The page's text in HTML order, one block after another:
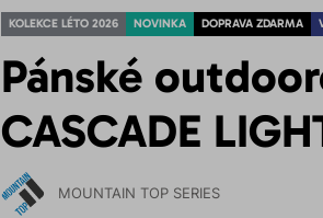
KOLEKCE LÉTO 2026 NOVINKA DOPRAVA ZDARMA
Pánské
CASCADE
MOUNTAIN TOP SERIES